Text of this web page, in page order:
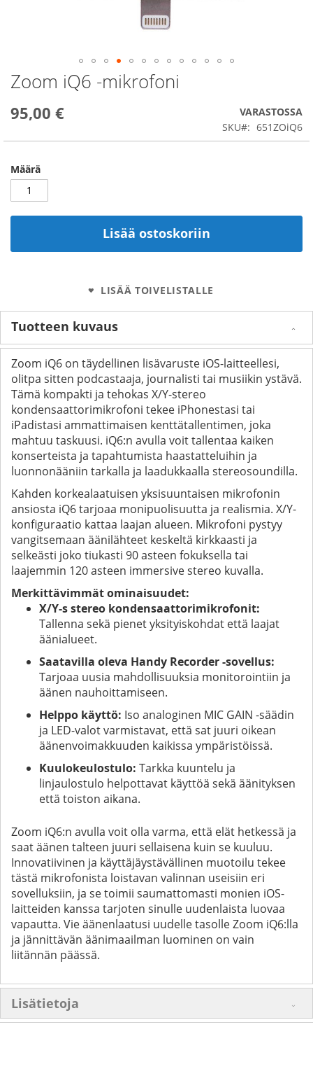
Zoom iQ6 -mikrofoni
95,00 €
VARASTOSSA
SKU
651ZOiQ6
Määrä
Lisää ostoskoriin
LISÄÄ TOIVELISTALLE
Skip
to
beginning
the
gallery
Tuotteen kuvaus
Zoom iQ6 on täydellinen lisävaruste iOS-laitteellesi,
olitpa sitten podcastaaja, journalisti tai musiikin ystävä.
Tämä kompakti ja tehokas X/Y-stereo
kondensaattorimikrofoni tekee iPhonestasi tai
iPadistasi ammattimaisen kenttätallentimen, joka
mahtuu taskuusi. iQ6:n avulla voit tallentaa kaiken
konserteista ja tapahtumista haastatteluihin ja
luonnonääniin tarkalla ja laadukkaalla stereosoundilla.
Kahden korkealaatuisen yksisuuntaisen mikrofonin
ansiosta iQ6 tarjoaa monipuolisuutta ja realismia. X/Y-
konfiguraatio kattaa laajan alueen. Mikrofoni pystyy
vangitsemaan äänilähteet keskeltä kirkkaasti ja
selkeästi joko tiukasti 90 asteen fokuksella tai
laajemmin 120 asteen immersive stereo kuvalla.
Merkittävimmät ominaisuudet:
X/Y-s stereo kondensaattorimikrofonit:
Tallenna sekä pienet yksityiskohdat että laajat
äänialueet.
Saatavilla oleva Handy Recorder -sovellus:
Tarjoaa uusia mahdollisuuksia monitorointiin ja
äänen nauhoittamiseen.
Helppo käyttö: Iso analoginen MIC GAIN -säädin
ja LED-valot varmistavat, että sat juuri oikean
äänenvoimakkuuden kaikissa ympäristöissä.
Kuulokeulostulo: Tarkka kuuntelu ja
linjaulostulo helpottavat käyttöä sekä äänityksen
että toiston aikana.
Zoom iQ6:n avulla voit olla varma, että elät hetkessä ja
saat äänen talteen juuri sellaisena kuin se kuuluu.
Innovatiivinen ja käyttäjäystävällinen muotoilu tekee
tästä mikrofonista loistavan valinnan useisiin eri
sovelluksiin, ja se toimii saumattomasti monien iOS-
laitteiden kanssa tarjoten sinulle uudenlaista luovaa
vapautta. Vie äänenlaatusi uudelle tasolle Zoom iQ6:lla
ja jännittävän äänimaailman luominen on vain
liitännän päässä.
Lisätietoja